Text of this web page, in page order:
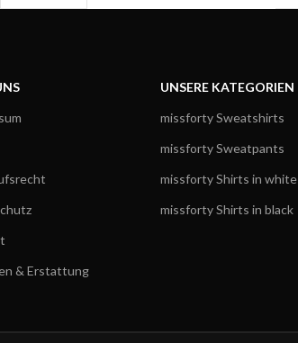
& Erstattung
UNSERE KATEGORIEN
missforty Sweatshirts
missforty Sweatpants
missforty Shirts in white
missforty Shirts in black